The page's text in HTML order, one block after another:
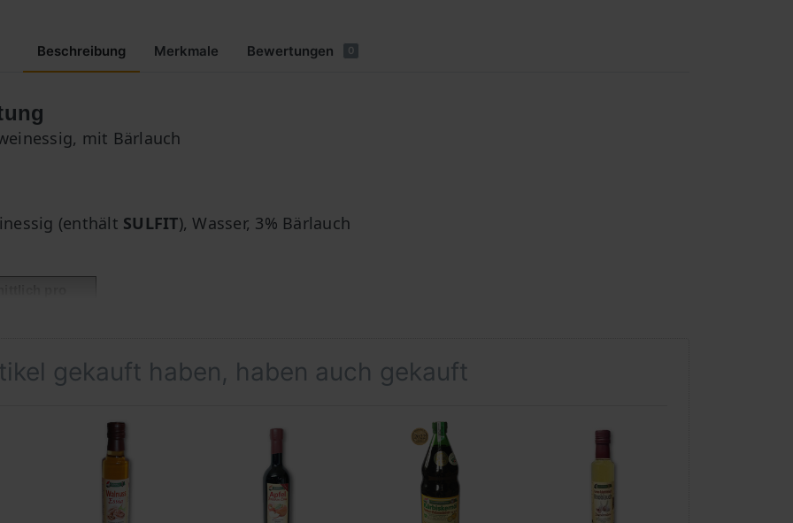
Beschreibung Merkmale Bewertungen 0
mit Bärlauch
(enthält SULFIT), Wasser, 3% Bärlauch
gekauft haben, haben auch gekauft